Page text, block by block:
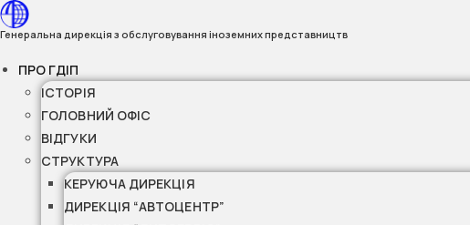
Перейти
до
Генеральна дирекція з обслуговування іноземних представництв
ПРО ГДІП
ІСТОРІЯ
ГОЛОВНИЙ ОФІС
ВІДГУКИ
СТРУКТУРА
КЕРУЮЧА ДИРЕКЦІЯ
ДИРЕКЦІЯ “АВТОЦЕНТР”